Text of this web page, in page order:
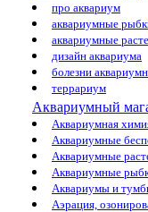
про аквариум
аквариумные
аквариумные
дизайн аквариума
болезни
террариум
Аквариумный
Аквариумная
Аквариумные
Аквариумные
Аквариумные
Аквариумы и
Аэрация,